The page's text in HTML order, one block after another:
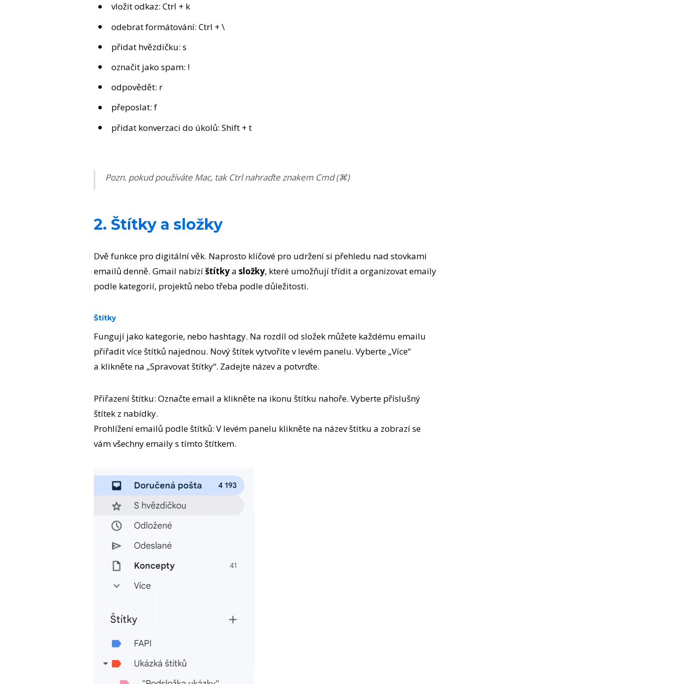
vložit odkaz: Ctrl + k
odebrat formátování: Ctrl + \
přidat hvězdičku: s
označit jako spam: !
odpovědět: r
přeposlat: f
přidat konverzaci do úkolů: Shift + t
Pozn. pokud používáte Mac, tak Ctrl nahraďte znakem Cmd (⌘)
2. Štítky a složky
Dvě funkce pro digitální věk. Naprosto klíčové pro udržení si přehledu nad stovkami
emailů denně. Gmail nabízíštítkya složky, které umožňují třídit a organizovat emaily
podle kategorií, projektů nebo třeba podle důležitosti.
Štítky
Fungují jako kategorie, nebo hashtagy. Na rozdíl od složek můžete každému emailu
přiřadit více štítků najednou. Nový štítek vytvoříte v levém panelu. Vyberte „Více“
a klikněte na „Spravovat štítky“. Zadejte název a potvrďte.
Přiřazení štítku: Označte email a klikněte na ikonu štítku nahoře. Vyberte příslušný
štítek z nabídky.
Prohlížení emailů podle štítků: V levém panelu klikněte na název štítku a zobrazí se
vám všechny emaily s tímto štítkem.